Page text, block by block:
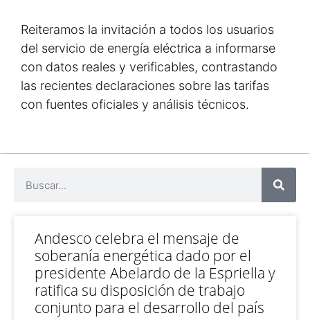
Reiteramos la invitación a todos los usuarios
del servicio de energía eléctrica a informarse
con datos reales y verificables, contrastando
las recientes declaraciones sobre las tarifas
con fuentes oficiales y análisis técnicos.
Andesco celebra el mensaje de
soberanía energética dado por el
presidente Abelardo de la Espriella y
ratifica su disposición de trabajo
conjunto para el desarrollo del país